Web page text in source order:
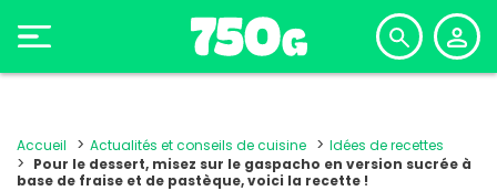
Accueil Actualités et conseils de cuisine
Idées de recettes
Pour le dessert, misez sur le gaspacho en version sucrée à
base de fraise et de pastèque, voici la recette !